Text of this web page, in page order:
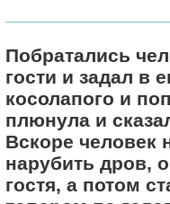
Побратались
гости и задал в
косолапого и
плюнула и
Вскоре человек
нарубить дров,
гостя, а потом